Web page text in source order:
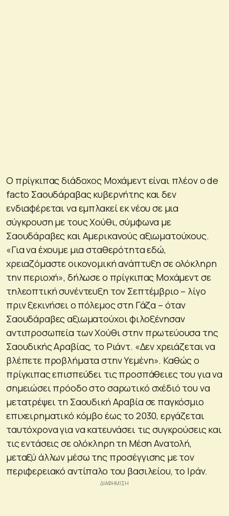
Ο πρίγκιπας διάδοχος Μοχάμεντ είναι πλέον ο de
facto Σαουδάραβας κυβερνήτης και δεν
ενδιαφέρεται να εμπλακεί εκ νέου σε μια
σύγκρουση με τους Χούθι, σύμφωνα με
Σαουδάραβες και Αμερικανούς αξιωματούχους.
«Για να έχουμε μια σταθερότητα εδώ,
χρειαζόμαστε οικονομική ανάπτυξη σε ολόκληρη
την περιοχή», δήλωσε ο πρίγκιπας Μοχάμεντ σε
τηλεοπτική συνέντευξη τον Σεπτέμβριο – λίγο
πριν ξεκινήσει ο πόλεμος στη Γάζα – όταν
Σαουδάραβες αξιωματούχοι φιλοξένησαν
αντιπροσωπεία των Χούθι στην πρωτεύουσα της
Σαουδικής Αραβίας, το Ριάντ. «Δεν χρειάζεται να
βλέπετε προβλήματα στην Υεμένη». Καθώς ο
πρίγκιπας επισπεύδει τις προσπάθειες του για να
σημειώσει πρόοδο στο σαρωτικό σχέδιό του να
μετατρέψει τη Σαουδική Αραβία σε παγκόσμιο
επιχειρηματικό κόμβο έως το 2030, εργάζεται
ταυτόχρονα για να κατευνάσει τις συγκρούσεις και
τις εντάσεις σε ολόκληρη τη Μέση Ανατολή,
μεταξύ άλλων μέσω της προσέγγισης με τον
περιφερειακό αντίπαλο του βασιλείου, το Ιράν.